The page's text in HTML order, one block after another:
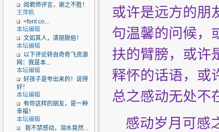
阅君师评言，谢之不胜！
王萍帆
<font co...
本坛编辑
文如其人，清丽脱俗！
本坛编辑
以下评论转自奇奇飞资源
网：我是本...
本坛编辑
好孩子是夸出来的！说得
好！
本坛编辑
有你这样的朋友，是一种
幸福！
本坛编辑
我不禁感动，泪水竟然...
或许是远方的朋
句温馨的问候，
扶的臂膀，或许
释怀的话语，或
总之感动无处不
感动岁月可感